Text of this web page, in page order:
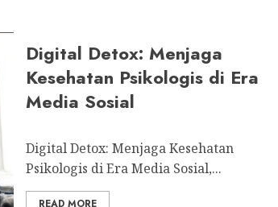
Digital Detox: Menjaga
Kesehatan Psikologis di Era
Media Sosial
Digital Detox: Menjaga Kesehatan
Psikologis di Era Media Sosial,...
READ MORE